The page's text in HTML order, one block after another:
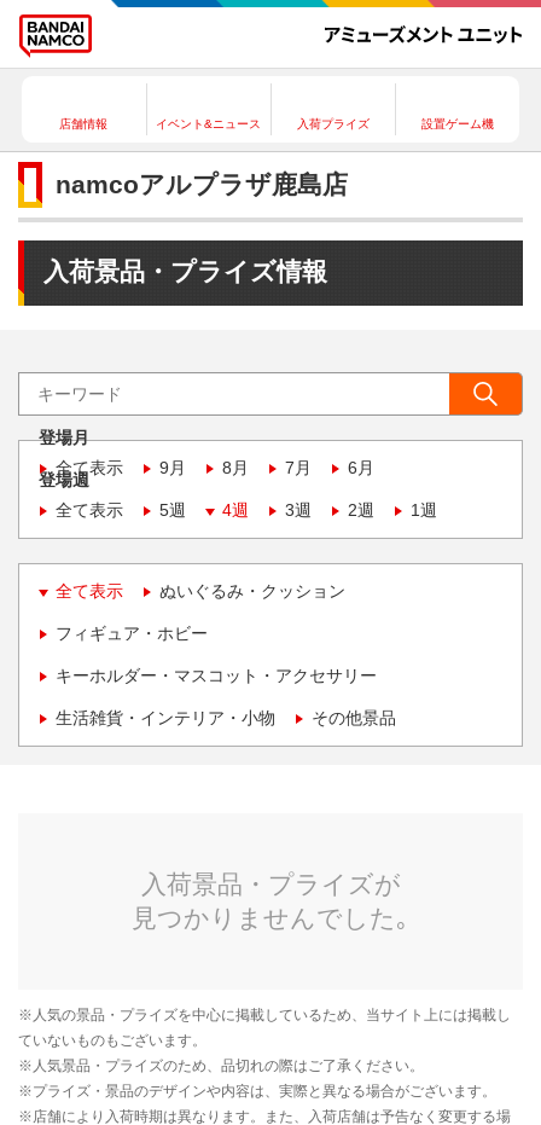
店舗情報 イベント&ニュース 入荷プライズ 設置ゲーム機
namcoアルプラザ鹿島店
入荷景品・プライズ情報
登場月
全て表示
9月 8月 7月 6月
登場週
全て表示
5週 4週 3週 2週 1週
全て表示 ぬいぐるみ・クッション
フィギュア・ホビー
キーホルダー・マスコット・アクセサリー
生活雑貨・インテリア・小物 その他景品